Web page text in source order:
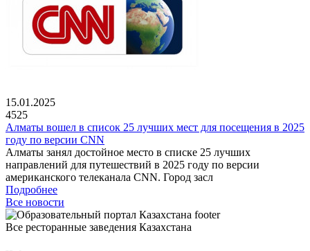
15.01.2025
4525
Алматы вошел в список 25 лучших мест для посещения в 2025
году по версии CNN
Алматы занял достойное место в списке 25 лучших
направлений для путешествий в 2025 году по версии
американского телеканала CNN. Город засл
Подробнее
Все новости
Все ресторанные заведения Казахстана